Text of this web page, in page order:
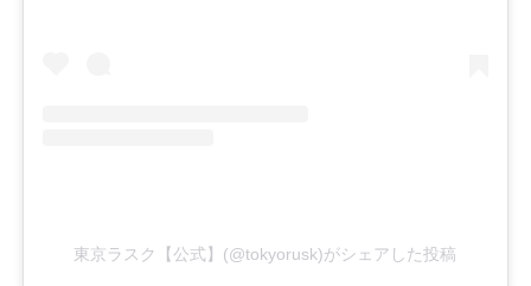
東京ラスク【公式】(@tokyorusk)がシェアした投稿